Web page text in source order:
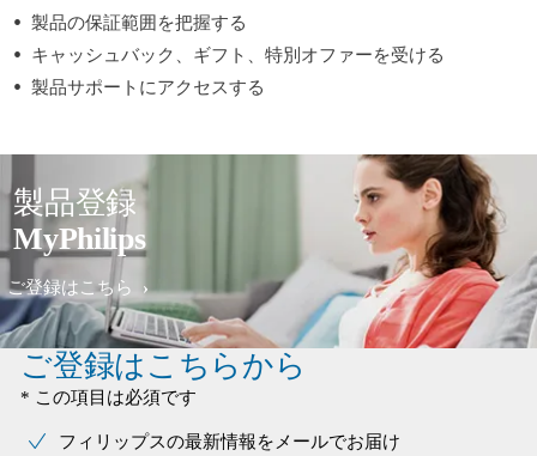
製品の保証範囲を把握する
キャッシュバック、ギフト、特別オファーを受ける
製品サポートにアクセスする
製品登録
MyPhilips
ご登録はこちら
ご登録はこちらから
* この項目は必須です
フィリップスの最新情報をメールでお届け